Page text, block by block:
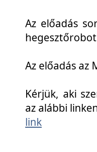
Az előadás
Az előadás az
Kérjük, aki
az alábbi
link